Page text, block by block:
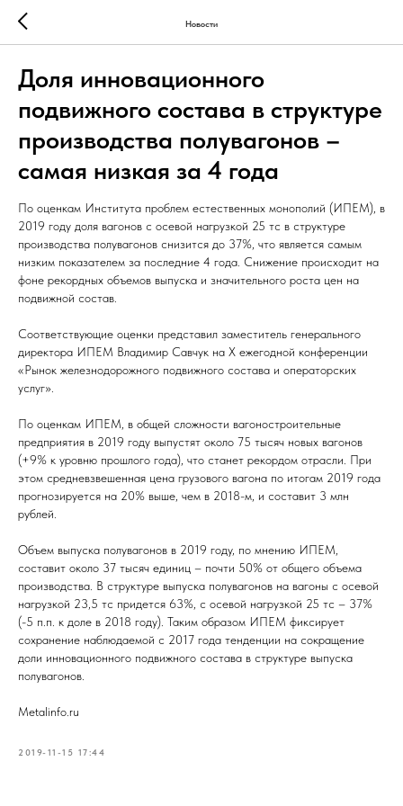
Новости
Доля инновационного
подвижного состава в структуре
производства полувагонов –
самая низкая за 4 года
По оценкам Института проблем естественных монополий (ИПЕМ), в
2019 году доля вагонов с осевой нагрузкой 25 тс в структуре
производства полувагонов снизится до 37%, что является самым
низким показателем за последние 4 года. Снижение происходит на
фоне рекордных объемов выпуска и значительного роста цен на
подвижной состав.
Соответствующие оценки представил заместитель генерального
директора ИПЕМ Владимир Савчук на X ежегодной конференции
«Рынок железнодорожного подвижного состава и операторских
услуг».
По оценкам ИПЕМ, в общей сложности вагоностроительные
предприятия в 2019 году выпустят около 75 тысяч новых вагонов
(+9% к уровню прошлого года), что станет рекордом отрасли. При
этом средневзвешенная цена грузового вагона по итогам 2019 года
прогнозируется на 20% выше, чем в 2018-м, и составит 3 млн
рублей.
Объем выпуска полувагонов в 2019 году, по мнению ИПЕМ,
составит около 37 тысяч единиц – почти 50% от общего объема
производства. В структуре выпуска полувагонов на вагоны с осевой
нагрузкой 23,5 тс придется 63%, с осевой нагрузкой 25 тс – 37%
(-5 п.п. к доле в 2018 году). Таким образом ИПЕМ фиксирует
сохранение наблюдаемой с 2017 года тенденции на сокращение
доли инновационного подвижного состава в структуре выпуска
полувагонов.
Metalinfo.ru
2019-11-15 17:44